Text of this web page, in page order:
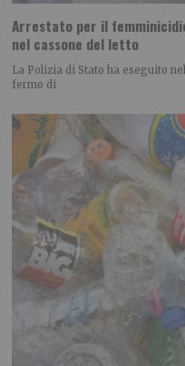
Arrestato per il
nel cassone del letto
La Polizia di Stato ha eseguito
fermo di